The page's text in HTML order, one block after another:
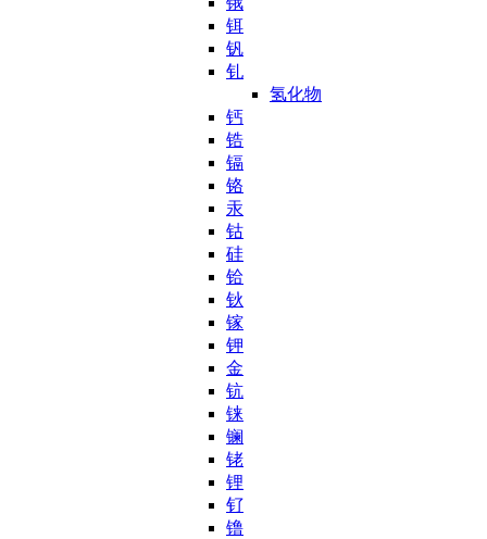
铒
钒
钆
氢化物
钙
锆
镉
铬
汞
钴
硅
铪
钬
镓
钾
金
钪
铼
镧
铑
锂
钌
镥